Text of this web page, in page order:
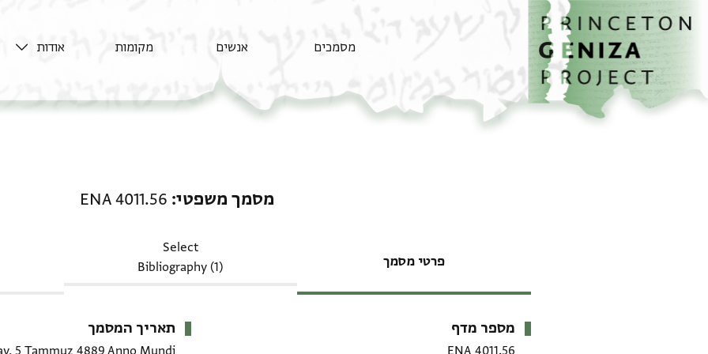
דילוג לתוכן
דף הבית
מסמכים אנשים מקומות אודות
מסמך משפטי ENA 4011.56
פרטי מסמך
Select
Bibliography (1)
מטא-דאטא
מספר מדף תאריך המסמך